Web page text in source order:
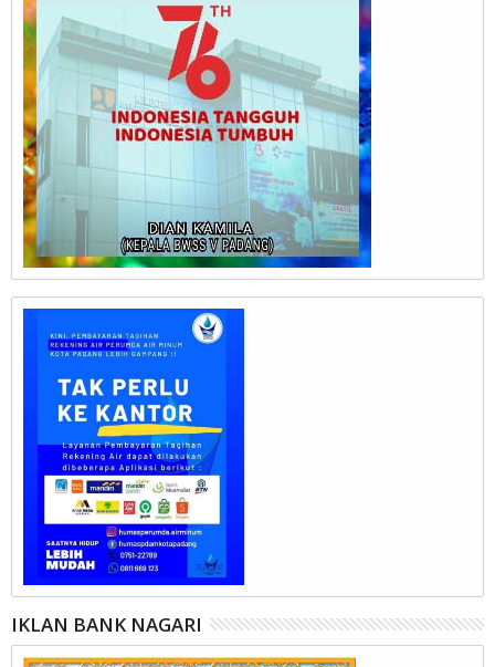
IKLAN BANK NAGARI